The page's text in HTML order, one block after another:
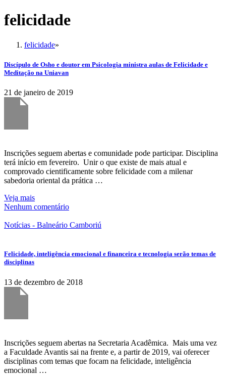
felicidade
felicidade»
Discípulo de Osho e doutor em Psicologia ministra aulas de Felicidade e
Meditação na Uniavan
21 de janeiro de 2019
Inscrições seguem abertas e comunidade pode participar. Disciplina
terá início em fevereiro. Unir o que existe de mais atual e
comprovado cientificamente sobre felicidade com a milenar
sabedoria oriental da prática …
Veja mais
Nenhum comentário
Notícias - Balneário Camboriú
Felicidade, inteligência emocional e financeira e tecnologia serão temas de
disciplinas
13 de dezembro de 2018
Inscrições seguem abertas na Secretaria Acadêmica. Mais uma vez
a Faculdade Avantis sai na frente e, a partir de 2019, vai oferecer
disciplinas com temas que focam na felicidade, inteligência
emocional …